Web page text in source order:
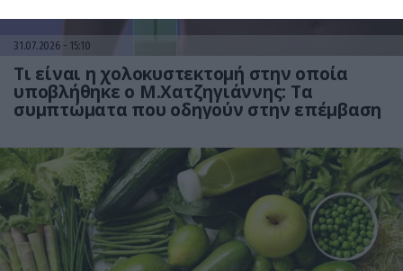
31.07.2026 15:10
Τι είναι η χολοκυστεκτομή στην οποία
υποβλήθηκε ο Μ.Χατζηγιάννης: Tα
συμπτώματα που οδηγούν στην επέμβαση